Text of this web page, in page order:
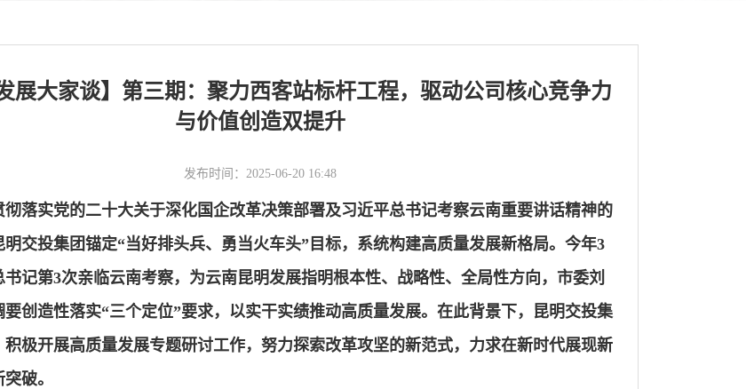
展大家谈】第三期：聚力西客站标杆工程，驱动公司核心竞争力
与价值创造双提升
发布时间：2025-06-20 16:48
彻落实党的二十大关于深化国企改革决策部署及习近平总书记考察云南重要讲话精神的
明交投集团锚定“当好排头兵、勇当火车头”目标，系统构建高质量发展新格局。今年3
记第3次亲临云南考察，为云南昆明发展指明根本性、战略性、全局性方向，市委刘
要创造性落实“三个定位”要求，以实干实绩推动高质量发展。在此背景下，昆明交投集
积极开展高质量发展专题研讨工作，努力探索改革攻坚的新范式，力求在新时代展现新
破。